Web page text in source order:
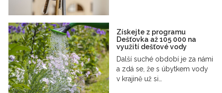
Získejte z programu
Dešťovka až 105 000 na
využití dešťové vody
Další suché období je za námi
a zdá se, že s úbytkem vody
v krajině už si…